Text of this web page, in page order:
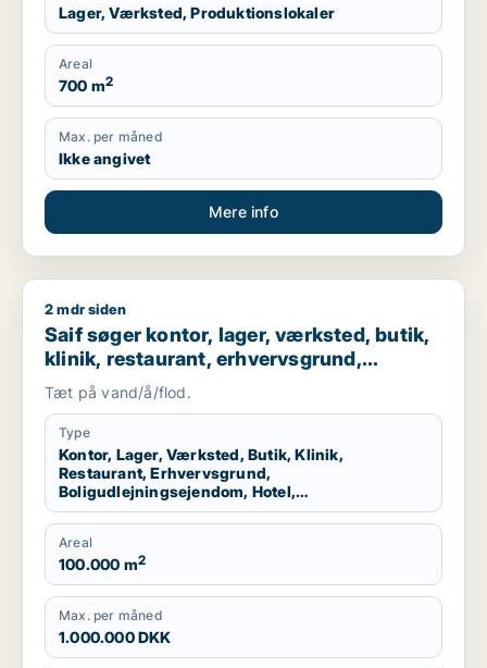
Lager, Værksted, Produktionslokaler
Areal
700 m2
Max. per måned
Ikke angivet
Mere info
Saif søger kontor, lager, værksted, butik, klinik, restaurant,
2 mdr siden
Saif søger kontor, lager, værksted, butik,
klinik, restaurant, erhvervsgrund,
boligudlejningsejendom, hotel,
produktionslokaler eller garage til salg i
Storkøbenhavn
Tæt på vand/å/flod.
Type
Kontor, Lager, Værksted, Butik, Klinik,
Restaurant, Erhvervsgrund,
Boligudlejningsejendom, Hotel,
Produktionslokaler, Garage
Areal
100.000 m2
Max. per måned
1.000.000 DKK